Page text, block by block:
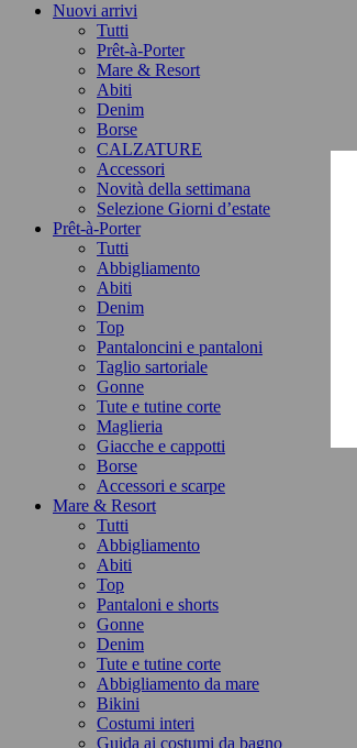
Nuovi arrivi
Tutti
Prêt-à-Porter
Mare & Resort
Abiti
Denim
Borse
CALZATURE
Accessori
Novità della settimana
Selezione Giorni d’estate
Prêt-à-Porter
Tutti
Abbigliamento
Abiti
Denim
Top
Pantaloncini e pantaloni
Taglio sartoriale
Gonne
Tute e tutine corte
Maglieria
Giacche e cappotti
Borse
Accessori e scarpe
Mare & Resort
Tutti
Abbigliamento
Abiti
Top
Pantaloni e shorts
Gonne
Denim
Tute e tutine corte
Abbigliamento da mare
Bikini
Costumi interi
Guida ai costumi da bagno